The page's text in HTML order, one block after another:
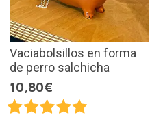
Vaciabolsillos en forma
de perro salchicha
10,80€